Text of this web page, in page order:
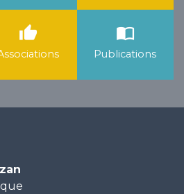
thumb_up import_contacts
Publications